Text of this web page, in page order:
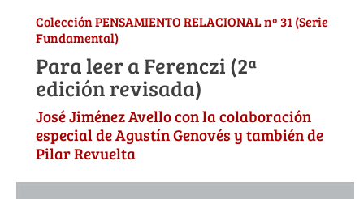
Colección PENSAMIENTO RELACIONAL nº 31 (Serie
Fundamental)
Para leer a Ferenczi (2ª
edición revisada)
José Jiménez Avello con la colaboración
especial de Agustín Genovés y también de
Pilar Revuelta